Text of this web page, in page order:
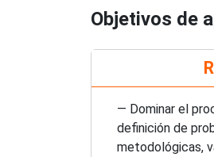
Objetivos de
— Dominar el
definición de
metodológicas,